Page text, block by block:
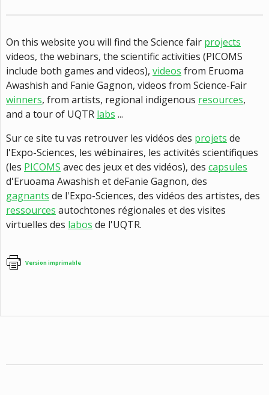
On this website you will find the Science fair projects
videos, the webinars, the scientific activities (PICOMS
include both games and videos), videos from Eruoma
Awashish and Fanie Gagnon, videos from Science-Fair
winners, from artists, regional indigenous resources,
and a tour of UQTR labs ...
Sur ce site tu vas retrouver les vidéos des projets de
l'Expo-Sciences, les wébinaires, les activités scientifiques
(les PICOMS avec des jeux et des vidéos), des capsules
d'Eruoama Awashish et deFanie Gagnon, des
gagnants de l'Expo-Sciences, des vidéos des artistes, des
ressources autochtones régionales et des visites
virtuelles des labos de l'UQTR.
Version imprimable